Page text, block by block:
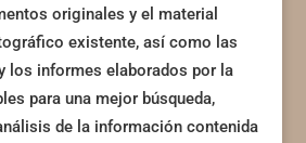
originales y el material
existente, así como las
los informes elaborados por la
para una mejor búsqueda,
de la información contenida